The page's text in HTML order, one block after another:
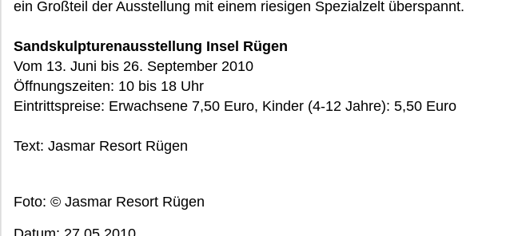
ein Großteil der Ausstellung mit einem riesigen Spezialzelt überspannt.
Sandskulpturenausstellung Insel Rügen
Vom 13. Juni bis 26. September 2010
Öffnungszeiten: 10 bis 18 Uhr
Eintrittspreise: Erwachsene 7,50 Euro, Kinder (4-12 Jahre): 5,50 Euro
Text: Jasmar Resort Rügen
Foto: © Jasmar Resort Rügen